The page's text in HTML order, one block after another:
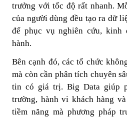
trưởng với tốc độ rất nhanh.
của người dùng đều tạo ra dữ
để phục vụ nghiên cứu, kinh
hành.
Bên cạnh đó, các tổ chức
mà còn cần phân tích chuyên
tin có giá trị. Big Data giúp
trường, hành vi khách hàng
tiềm năng mà phương pháp